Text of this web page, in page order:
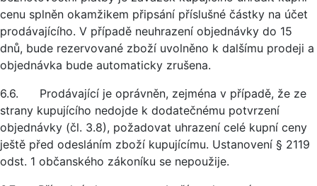
cenu splněn okamžikem připsání příslušné částky na účet
prodávajícího. V případě neuhrazení objednávky do 15
dnů, bude rezervované zboží uvolněno k dalšímu prodeji a
objednávka bude automaticky zrušena.
6.6. Prodávající je oprávněn, zejména v případě, že ze
strany kupujícího nedojde k dodatečnému potvrzení
objednávky (čl. 3.8), požadovat uhrazení celé kupní ceny
ještě před odesláním zboží kupujícímu. Ustanovení § 2119
odst. 1 občanského zákoníku se nepoužije.